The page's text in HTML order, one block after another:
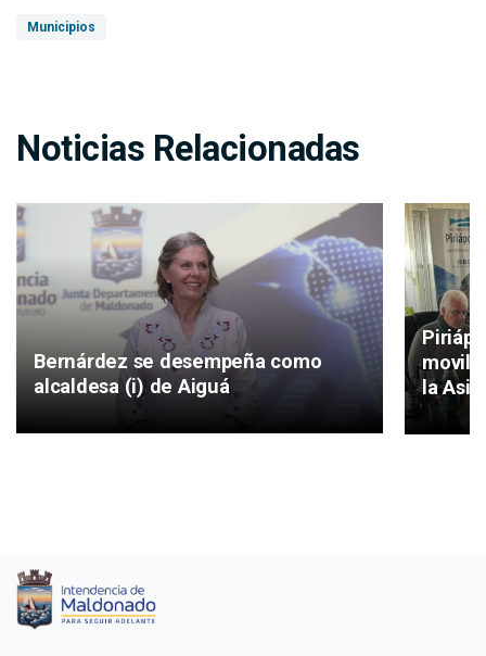
Municipios
Noticias Relacionadas
Bernárdez se desempeña como
alcaldesa (i) de Aiguá
la